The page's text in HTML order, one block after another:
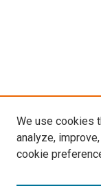
We use cookies
analyze,
cookie